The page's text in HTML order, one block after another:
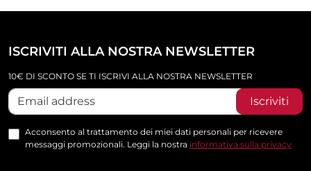
ISCRIVITI ALLA NOSTRA NEWSLETTER
10€ DI SCONTO SE TI ISCRIVI ALLA NOSTRA NEWSLETTER
Iscriviti
Acconsento al trattamento dei miei dati personali per ricevere
messaggi promozionali. Leggi la nostra informativa sulla privacy